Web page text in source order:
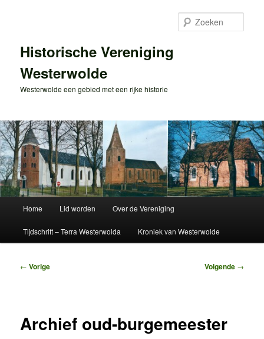
inhoudHistorische Vereniging
Westerwolde
Westerwolde een gebied met een rijke historie
Home Lid worden Over de Vereniging
Tijdschrift – Terra Westerwolda Kroniek van Westerwolde
Bericht
← Vorige Volgende →
Archief oud-burgemeester